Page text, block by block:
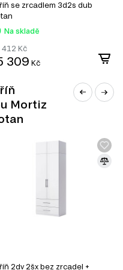
se zrcadlem 3d2s dub
Na skladě
412 Kč
309 Kč
Mortiz
2dv 2šx bez zrcadel +